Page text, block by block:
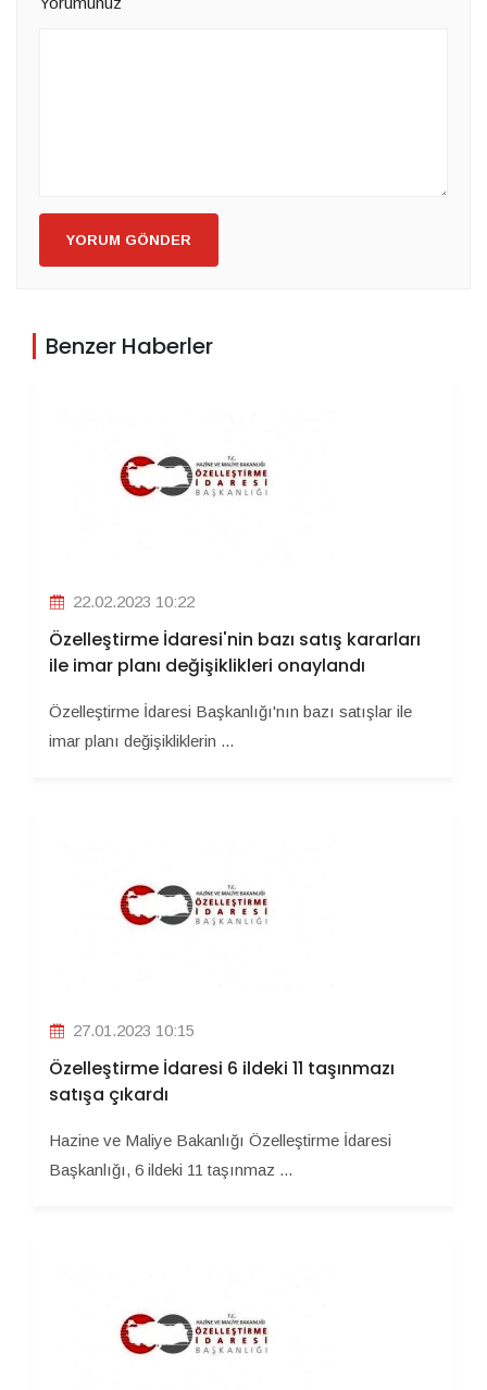
YORUM GÖNDER
Benzer Haberler
22.02.2023 10:22
Özelleştirme İdaresi'nin bazı satış kararları
ile imar planı değişiklikleri onaylandı
Özelleştirme İdaresi Başkanlığı'nın bazı satışlar ile
imar planı değişikliklerin ...
27.01.2023 10:15
Özelleştirme İdaresi 6 ildeki 11 taşınmazı
satışa çıkardı
Hazine ve Maliye Bakanlığı Özelleştirme İdaresi
Başkanlığı, 6 ildeki 11 taşınmaz ...